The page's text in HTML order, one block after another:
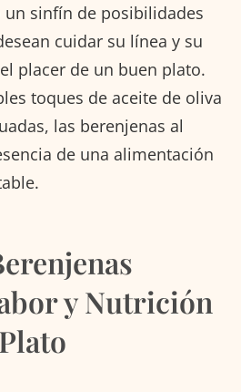
sinfín de posibilidades
cuidar su línea y su
placer de un buen plato.
toques de aceite de oliva
las berenjenas al
de una alimentación
y Nutrición